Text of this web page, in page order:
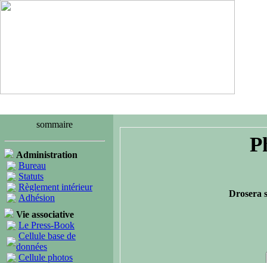
sommaire
Administration
Bureau
Statuts
Règlement intérieur
Adhésion
Vie associative
Le Press-Book
Cellule base de
données
Cellule photos
Drosera